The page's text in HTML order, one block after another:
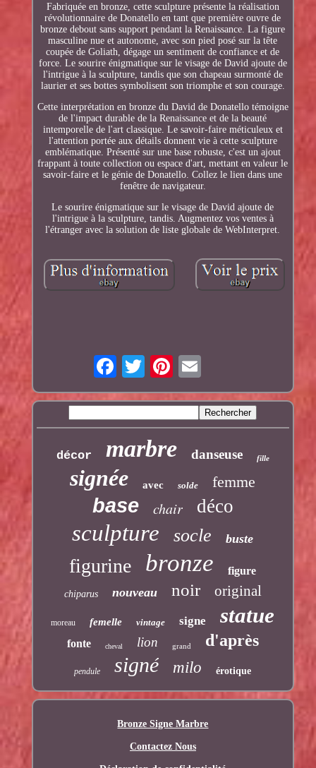
Fabriquée en bronze, cette sculpture présente la réalisation
révolutionnaire de Donatello en tant que première ouvre de
bronze debout sans support pendant la Renaissance. La figure
masculine nue et autonome, avec son pied posé sur la tête
coupée de Goliath, dégage un sentiment de confiance et de
force. Le sourire énigmatique sur le visage de David ajoute de
l'intrigue à la sculpture, tandis que son chapeau surmonté de
laurier et ses bottes symbolisent son triomphe et son courage.
Cette interprétation en bronze du David de Donatello témoigne
de l'impact durable de la Renaissance et de la beauté
intemporelle de l'art classique. Le savoir-faire méticuleux et
l'attention portée aux détails donnent vie à cette sculpture
emblématique. Présenté sur une base robuste, c'est un ajout
frappant à toute collection ou espace d'art, mettant en valeur le
savoir-faire et le génie de Donatello. Collez le lien dans une
fenêtre de navigateur.
Le sourire énigmatique sur le visage de David ajoute de
l'intrigue à la sculpture, tandis. Augmentez vos ventes à
l'étranger avec la solution de liste globale de WebInterpret.
décor marbre danseuse fille
signée avec solde femme
base chair déco
sculpture socle buste
figurine bronze figure
chiparus nouveau noir original
moreau femelle vintage signe statue
fonte cheval lion grand d'après
pendule signé milo érotique
Bronze Signe Marbre
Contactez Nous